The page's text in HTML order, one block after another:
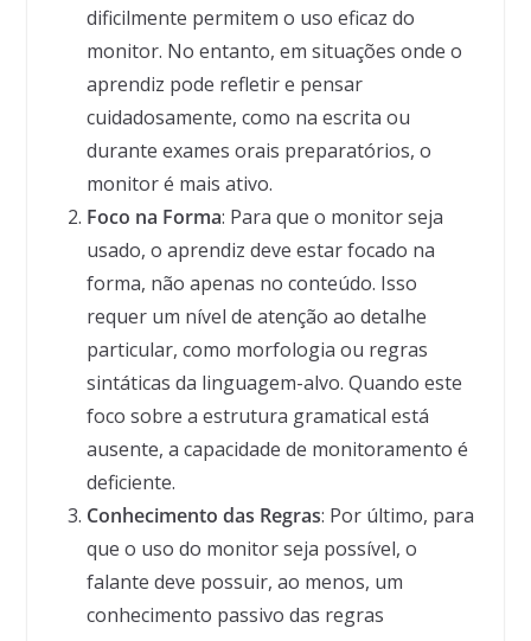
dificilmente permitem o uso eficaz do
monitor. No entanto, em situações onde o
aprendiz pode refletir e pensar
cuidadosamente, como na escrita ou
durante exames orais preparatórios, o
monitor é mais ativo.
Foco na Forma: Para que o monitor seja
usado, o aprendiz deve estar focado na
forma, não apenas no conteúdo. Isso
requer um nível de atenção ao detalhe
particular, como morfologia ou regras
sintáticas da linguagem-alvo. Quando este
foco sobre a estrutura gramatical está
ausente, a capacidade de monitoramento é
deficiente.
Conhecimento das Regras: Por último, para
que o uso do monitor seja possível, o
falante deve possuir, ao menos, um
conhecimento passivo das regras